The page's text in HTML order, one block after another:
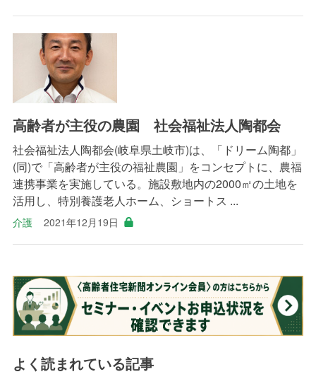
高齢者が主役の農園 社会福祉法人陶都会
社会福祉法人陶都会(岐阜県土岐市)は、「ドリーム陶都」
(同)で「高齢者が主役の福祉農園」をコンセプトに、農福
連携事業を実施している。施設敷地内の2000㎡の土地を
活用し、特別養護老人ホーム、ショートス ...
介護 2021年12月19日
よく読まれている記事